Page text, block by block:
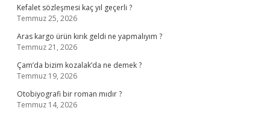
Kefalet sözleşmesi kaç yıl geçerli ?
Temmuz 25, 2026
Aras kargo ürün kırık geldi ne yapmalıyım ?
Temmuz 21, 2026
Çam’da bizim kozalak’da ne demek ?
Temmuz 19, 2026
Otobiyografi bir roman mıdır ?
Temmuz 14, 2026